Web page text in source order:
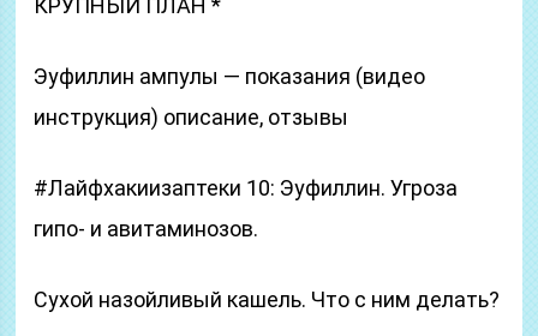
КРУПНЫЙ ПЛАН *
Эуфиллин ампулы — показания (видео
инструкция) описание, отзывы
#Лайфхакиизаптеки 10: Эуфиллин. Угроза
гипо- и авитаминозов.
Сухой назойливый кашель. Что с ним делать?